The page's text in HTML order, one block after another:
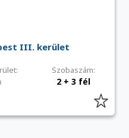
III. kerület
Szobaszám:
2 + 3 fél